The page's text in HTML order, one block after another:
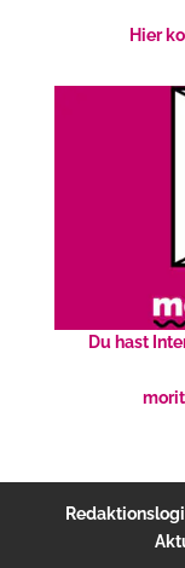
Hier
Du hast